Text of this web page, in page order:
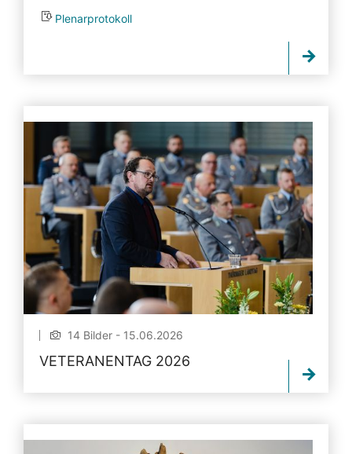
Plenarprotokoll
14 Bilder - 15.06.2026
VETERANENTAG 2026